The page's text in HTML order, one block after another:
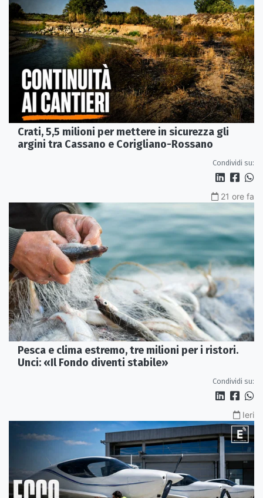
Crati, 5,5 milioni per mettere in sicurezza gli
argini tra Cassano e Corigliano-Rossano
Condividi su:
21 ore fa
Pesca e clima estremo, tre milioni per i ristori.
Unci: «Il Fondo diventi stabile»
Condividi su:
Ieri